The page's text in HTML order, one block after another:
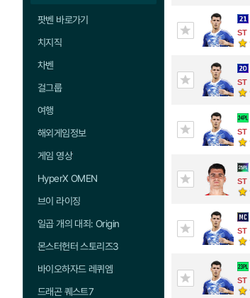
팟벤 바로가기
치지직
차벤
걸그룹
여행
해외게임정보
게임 영상
HyperX OMEN
브이 라이징
일곱 개의 대죄: Origin
몬스터헌터 스토리즈3
바이오하자드 레퀴엠
드래곤 퀘스트7